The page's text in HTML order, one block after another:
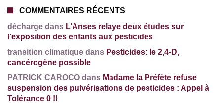
COMMENTAIRES RÉCENTS
décharge dans L’Anses relaye deux études sur
l’exposition des enfants aux pesticides
transition climatique dans Pesticides: le 2,4-D,
cancérogène possible
PATRICK CAROCO dans Madame la Préfète refuse
suspension des pulvérisations de pesticides : Appel à
Tolérance 0 !!